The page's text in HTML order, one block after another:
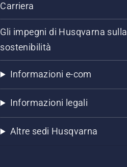
Carriera
Gli impegni di Husqvarna sulla
sostenibilità
Informazioni e-com
Informazioni legali
Altre sedi Husqvarna